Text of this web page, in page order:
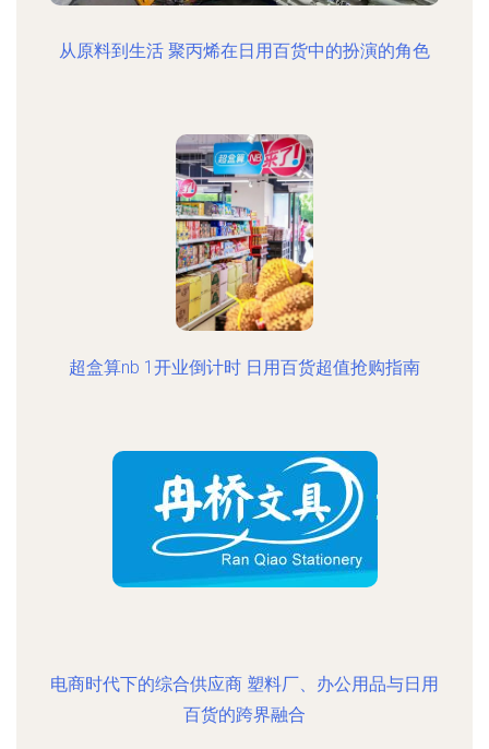
从原料到生活 聚丙烯在日用百货中的扮演的角色
超盒算nb 1开业倒计时 日用百货超值抢购指南
电商时代下的综合供应商 塑料厂、办公用品与日用
百货的跨界融合